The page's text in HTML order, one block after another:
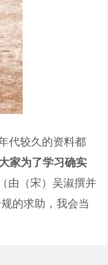
代较久的资料都
家为了学习确实
由（宋）吴淑撰并
的求助，我会当